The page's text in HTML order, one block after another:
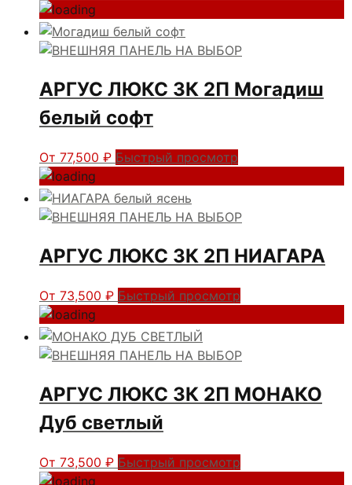
АРГУС ЛЮКС 3К 2П Могадиш
белый софт
От 77,500 ₽ Быстрый просмотр
АРГУС ЛЮКС 3К 2П НИАГАРА
От 73,500 ₽ Быстрый просмотр
АРГУС ЛЮКС 3К 2П МОНАКО
Дуб светлый
От 73,500 ₽ Быстрый просмотр